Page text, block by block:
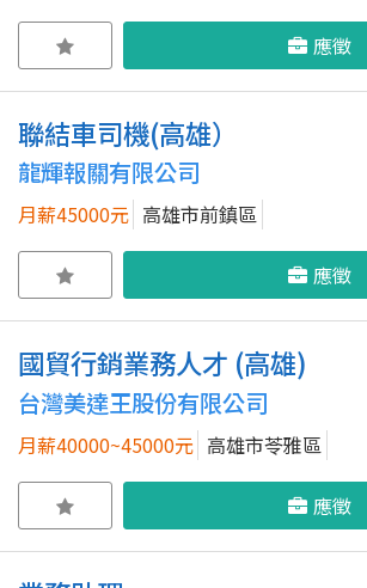
應徵
聯結車司機(高雄）
龍輝報關有限公司
月薪45000元 高雄市前鎮區
應徵
國貿行銷業務人才 (高雄)
台灣美達王股份有限公司
月薪40000~45000元 高雄市苓雅區
應徵